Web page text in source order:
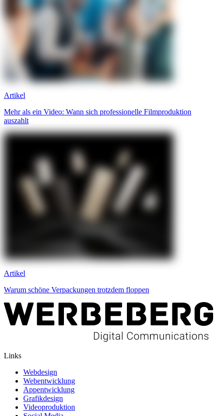
Artikel
Mehr als ein Video: Wann sich professionelle Filmproduktion
auszahlt
Artikel
Warum schöne Verpackungen trotzdem floppen
Links
Webdesign
Webentwicklung
Appentwicklung
Grafikdesign
Videoproduktion